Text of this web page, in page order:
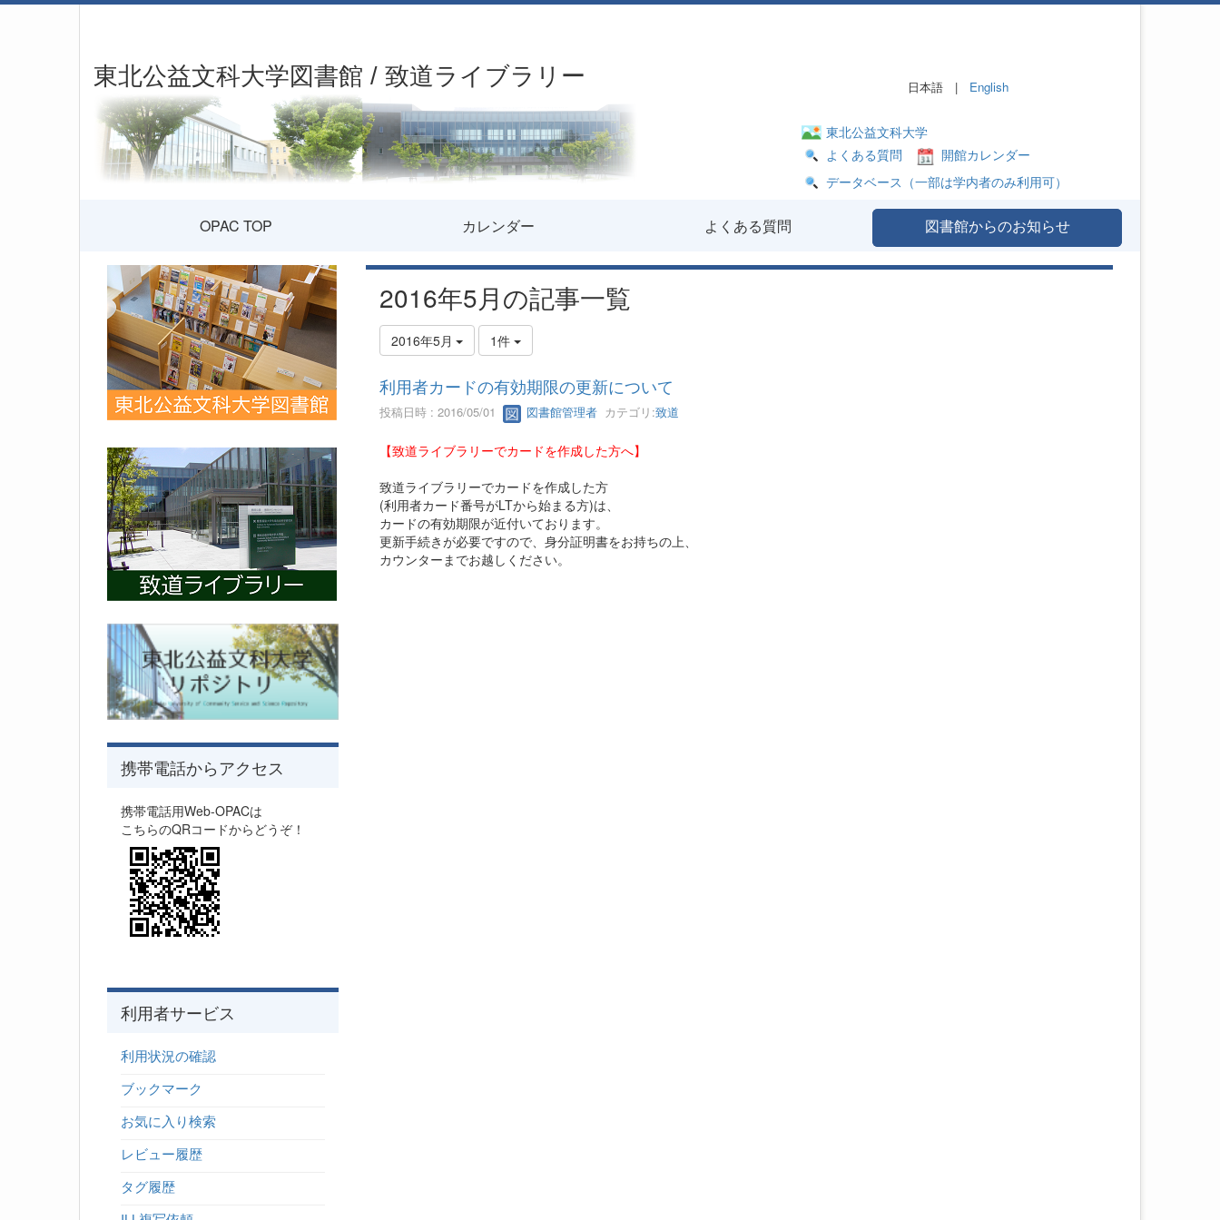
東北公益文科大学図書館 / 致道ライブラリー 日本語 | English
東北公益文科大学
よくある質問
開館カレンダー
データベース（一部は学内者のみ利用可）
OPAC TOP カレンダー よくある質問 図書館からのお知らせ
2016年5月の記事一覧
2016年5月 1件
利用者カードの有効期限の更新について
投稿日時 : 2016/05/01 図書館管理者カテゴリ:致道
【致道ライブラリーでカードを作成した方へ】
致道ライブラリーでカードを作成した方
(利用者カード番号がLTから始まる方)は、
カードの有効期限が近付いております。
更新手続きが必要ですので、身分証明書をお持ちの上、
カウンターまでお越しください。
携帯電話からアクセス
携帯電話用Web-OPACは
こちらのQRコードからどうぞ！
利用者サービス
利用状況の確認
ブックマーク
お気に入り検索
レビュー履歴
タグ履歴